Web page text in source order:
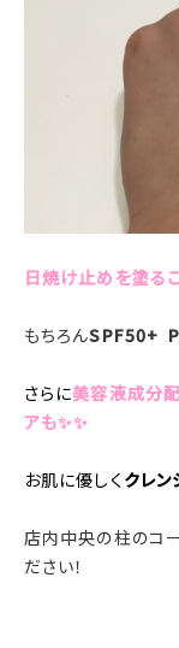
日焼け止めを塗る
もちろんSPF50+
さらに美容液成分
アも✨✨
お肌に優しく クレ
店内中央の柱のコ
ださい！